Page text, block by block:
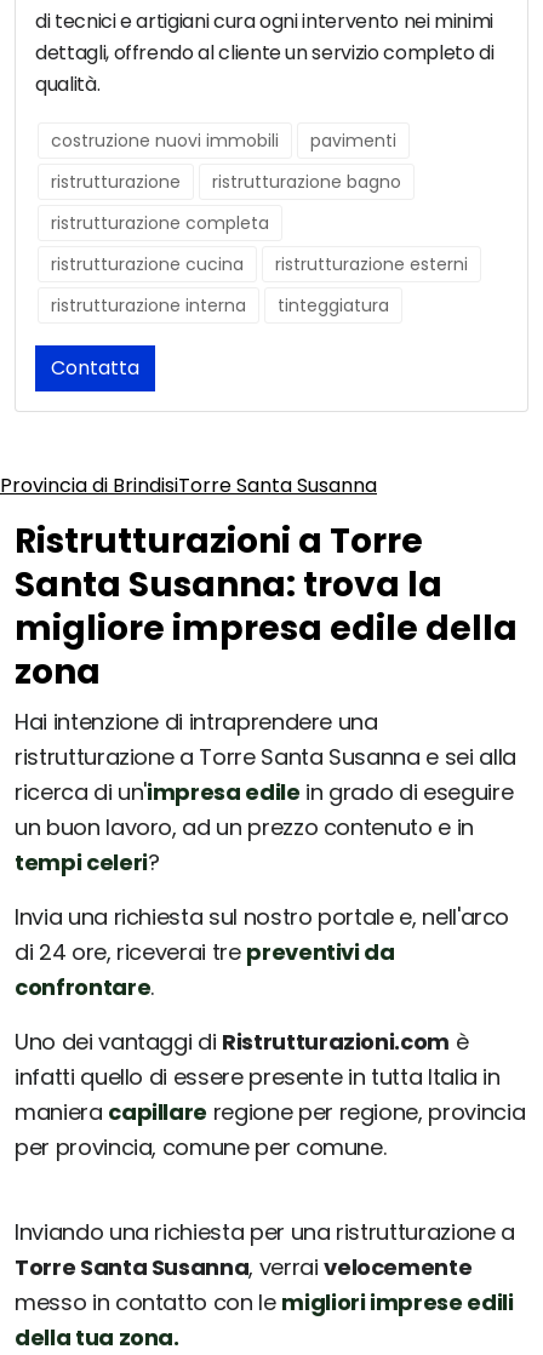
di tecnici e artigiani cura ogni intervento nei minimi
dettagli, offrendo al cliente un servizio completo di
qualità.
costruzione nuovi immobili
pavimenti
ristrutturazione
ristrutturazione bagno
ristrutturazione completa
ristrutturazione cucina
ristrutturazione esterni
ristrutturazione interna
tinteggiatura
Contatta
Provincia di BrindisiTorre Santa Susanna
Ristrutturazioni a Torre
Santa Susanna: trova la
migliore impresa edile della
zona
Hai intenzione di intraprendere una
ristrutturazione a Torre Santa Susanna e sei alla
ricerca di un'impresa edile in grado di eseguire
un buon lavoro, ad un prezzo contenuto e in
tempi celeri?
Invia una richiesta sul nostro portale e, nell'arco
di 24 ore, riceverai tre preventivi da
confrontare.
Uno dei vantaggi di Ristrutturazioni.com è
infatti quello di essere presente in tutta Italia in
maniera capillare regione per regione, provincia
per provincia, comune per comune.
Inviando una richiesta per una ristrutturazione a
Torre Santa Susanna, verraivelocemente
messo in contatto con le migliori imprese edili
della tua zona.